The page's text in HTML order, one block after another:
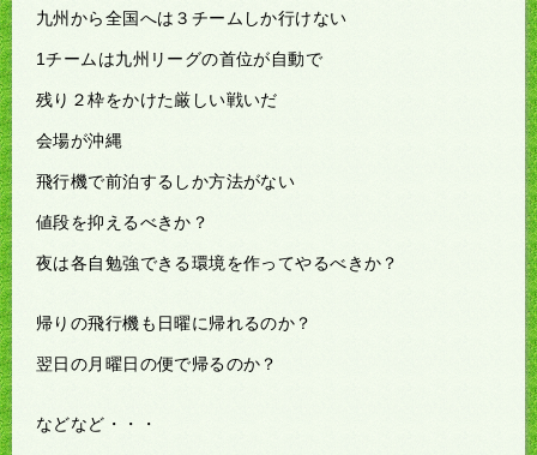
九州から全国へは３チームしか行けない
1チームは九州リーグの首位が自動で
残り２枠をかけた厳しい戦いだ
会場が沖縄
飛行機で前泊するしか方法がない
値段を抑えるべきか？
夜は各自勉強できる環境を作ってやるべきか？
帰りの飛行機も日曜に帰れるのか？
翌日の月曜日の便で帰るのか？
などなど・・・